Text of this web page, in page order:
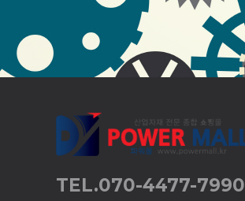
TEL.070-4477-7990